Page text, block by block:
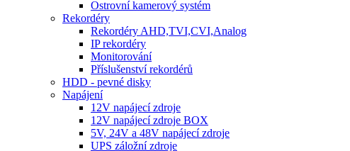
Ostrovní kamerový systém
Rekordéry
Rekordéry AHD,TVI,CVI,Analog
IP rekordéry
Monitorování
Příslušenství rekordérů
HDD - pevné disky
Napájení
12V napájecí zdroje
12V napájecí zdroje BOX
5V, 24V a 48V napájecí zdroje
UPS záložní zdroje